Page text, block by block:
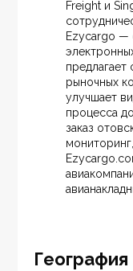
Freight и
Ezycargo —
рыночных
улучшает
процесса
заказ
География